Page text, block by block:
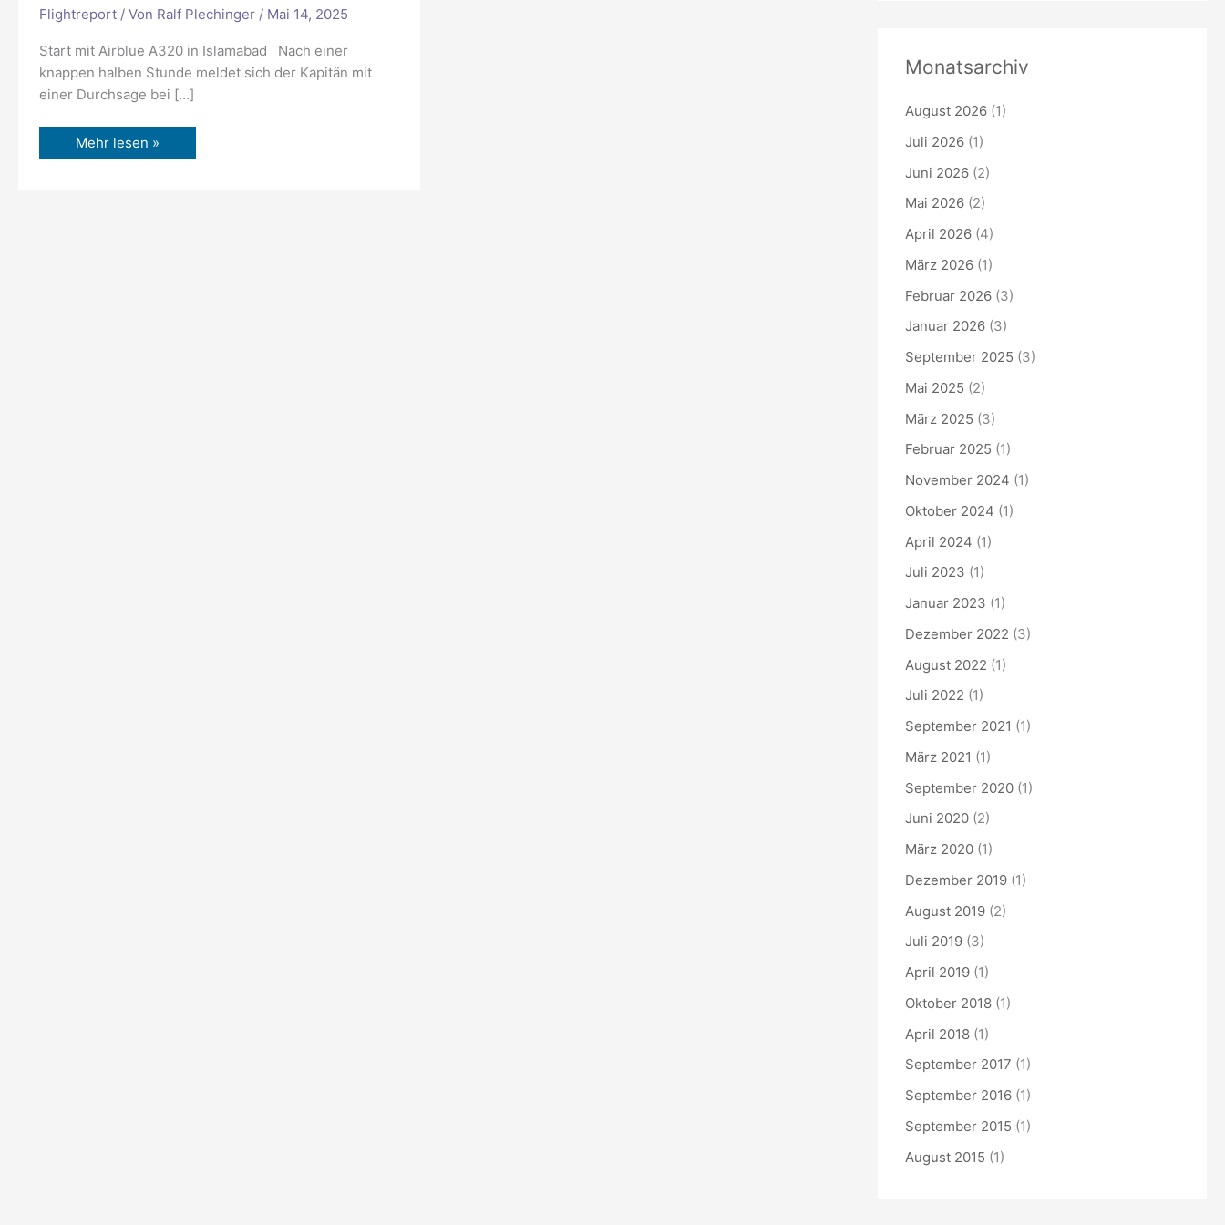
Flightreport/ Von Ralf Plechinger / Mai 14, 2025
Start mit Airblue A320 in Islamabad Nach einer
knappen halben Stunde meldet sich der Kapitän mit
einer Durchsage bei […]
Mehr lesen »
Monatsarchiv
August 2026(1)
Juli 2026(1)
Juni 2026(2)
Mai 2026(2)
April 2026(4)
März 2026(1)
Februar 2026(3)
Januar 2026(3)
September 2025 (3)
Mai 2025 (2)
März 2025 (3)
Februar 2025 (1)
November 2024 (1)
Oktober 2024 (1)
April 2024 (1)
Juli 2023 (1)
Januar 2023 (1)
Dezember 2022 (3)
August 2022 (1)
Juli 2022 (1)
September 2021 (1)
März 2021 (1)
September 2020(1)
Juni 2020(2)
März 2020(1)
Dezember 2019(1)
August 2019(2)
Juli 2019(3)
April 2019(1)
Oktober 2018(1)
April 2018(1)
September 2017 (1)
September 2016(1)
September 2015 (1)
August 2015 (1)